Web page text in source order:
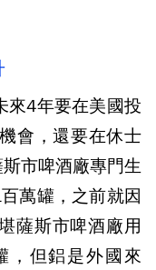
來4年要在美國投
會，還要在休士
市啤酒廠專門生
萬罐，之前就因
薩斯市啤酒廠用
，但鋁是外國來